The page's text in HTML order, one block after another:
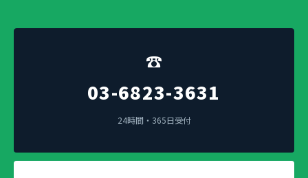
☎
03-6823-3631
24時間・365日受付